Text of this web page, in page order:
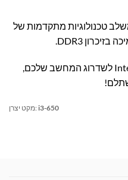
טכנולוגיות מתקדמות של
הזמינו עכשיו את ה-Intel Core i5-650 לשדרוג המחשב שלכם,
מקט יצרן: i3-650